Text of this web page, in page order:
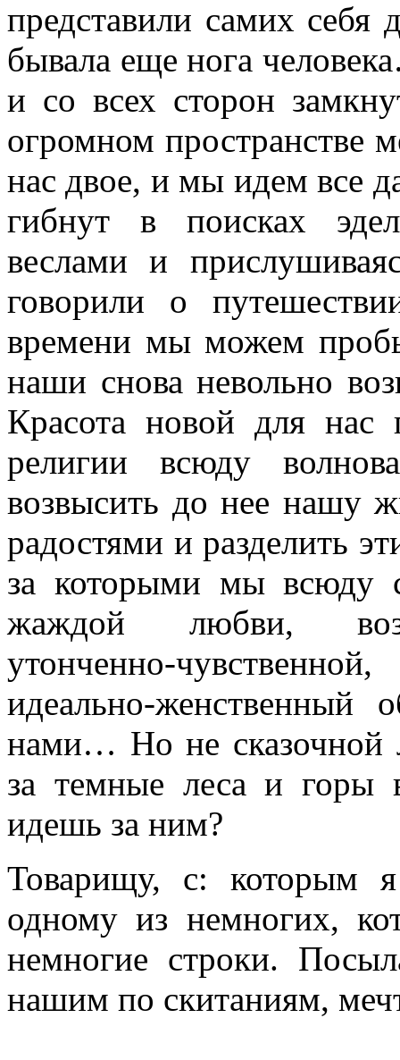
представили самих себя
бывала еще нога
и со всех сторон
огромном
нас двое, и мы идем все
гибнут в поисках
веслами и
говорили о
времени мы можем
наши снова невольно
Красота новой для нас
религии всюду
возвысить до нее нашу
радостями и разделить
за которыми мы всюду
жаждой любви,
утонченно-
идеально-женственный
нами… Но не сказочной
за темные леса и горы
идешь за ним?
Товарищу, с: которым
одному из немногих,
немногие строки.
нашим по скитаниям,